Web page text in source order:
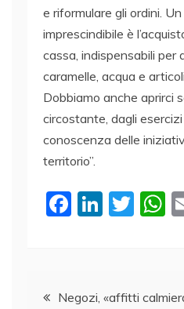
e riformulare gli ordini.
imprescindibile è
cassa, indispensabili per
caramelle, acqua e
Dobbiamo anche aprirci
circostante, dagli
conoscenza delle
territorio”.
F
Li T
Navigazione
Negozi, «affitti